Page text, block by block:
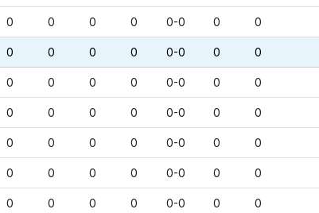
0 0 0 0 0-0 0 0
0 0 0 0 0-0 0 0
0 0 0 0 0-0 0 0
0 0 0 0 0-0 0 0
0 0 0 0 0-0 0 0
0 0 0 0 0-0 0 0
0 0 0 0 0-0 0 0